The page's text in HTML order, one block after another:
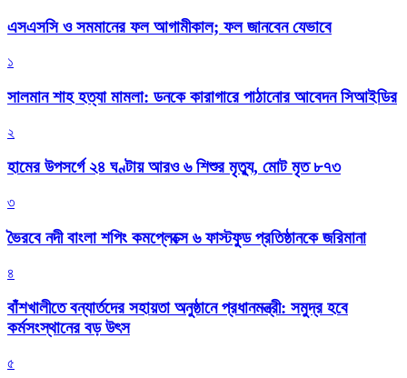
এসএসসি ও সমমানের ফল আগামীকাল; ফল জানবেন যেভাবে
১
সালমান শাহ হত্যা মামলা: ডনকে কারাগারে পাঠানোর আবেদন সিআইডির
২
হামের উপসর্গে ২৪ ঘণ্টায় আরও ৬ শিশুর মৃত্যু, মোট মৃত ৮৭৩
৩
ভৈরবে নদী বাংলা শপিং কমপ্লেক্সে ৬ ফাস্টফুড প্রতিষ্ঠানকে জরিমানা
৪
বাঁশখালীতে বন্যার্তদের সহায়তা অনুষ্ঠানে প্রধানমন্ত্রী: সমুদ্র হবে
কর্মসংস্থানের বড় উৎস
৫